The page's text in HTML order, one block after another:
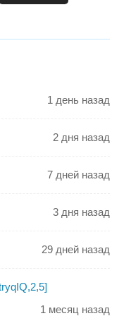
1 день назад
2 дня назад
7 дней назад
3 дня назад
29 дней назад
1 месяц назад